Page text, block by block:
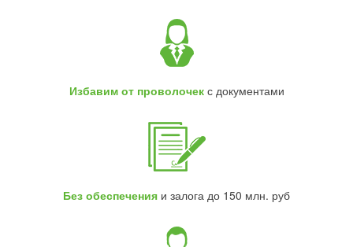
Избавим от проволочекс документами
Без обеспечения и залога до 150 млн. руб